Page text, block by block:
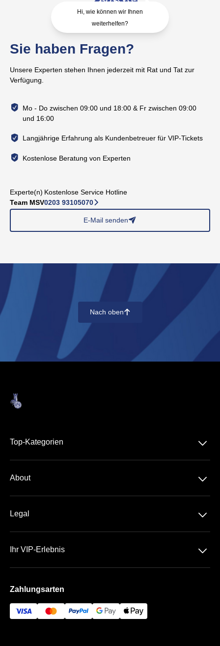
Hi, wie können wir Ihnen
weiterhelfen?
Sie haben Fragen?
Unsere Experten stehen Ihnen jederzeit mit Rat und Tat zur
Verfügung.
Mo - Do zwischen 09:00 und 18:00 & Fr zwischen 09:00
und 16:00
Langjährige Erfahrung als Kundenbetreuer für VIP-Tickets
Kostenlose Beratung von Experten
Experte(n)
Team MSV
Kostenlose Service Hotline
0203 93105070􀆊
E-Mail senden􀈠
Nach oben􀄨
Top-Kategorien 􀆈
About
􀆈
Team
Legal 􀆈
Ihr VIP-Erlebnis 􀆈
Zahlungsarten